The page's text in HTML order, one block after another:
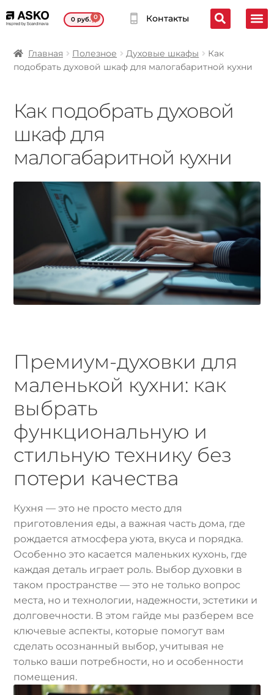
0руб. 0 Контакты
Главная Полезное Духовые шкафы
Как
подобрать духовой шкаф для малогабаритной кухни
Как подобрать духовой
шкаф для
малогабаритной кухни
Премиум-духовки для
маленькой кухни: как
выбрать
функциональную и
стильную технику без
потери качества
Кухня — это не просто место для
приготовления еды, а важная часть дома, где
рождается атмосфера уюта, вкуса и порядка.
Особенно это касается маленьких кухонь, где
каждая деталь играет роль. Выбор духовки в
таком пространстве — это не только вопрос
места, но и технологии, надежности, эстетики и
долговечности. В этом гайде мы разберем все
ключевые аспекты, которые помогут вам
сделать осознанный выбор, учитывая не
только ваши потребности, но и особенности
помещения.